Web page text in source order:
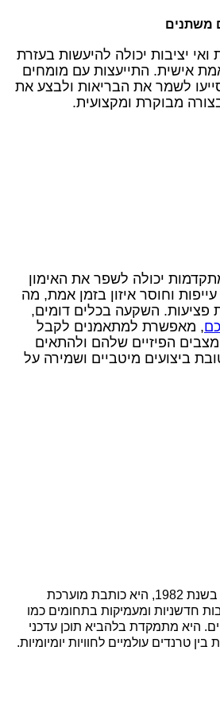
משתנים
יציבות יכולה להיעשות בעזרת
אישית. התייעצות עם מומחים
לשמר את הבריאות ולבצע את
מבוקרת ומקצועית.
יכולה לשפר את האימון
עייפות וחוסר איזון בזמן אמת, מה
פציעות. השקעה בכלים דומים,
, מאפשרת למתאמנים לקבל
הפיזיים שלהם ולהתאים
ביצועים מיטביים ושמירה על
הילה כהן, נולדה בחיפה בשנת 1982, היא כותבת מוערכת
חדשניות ומעמיקות בתחומים כמו
היא מתמקדת בלהביא תוכן עדכני
טרנדים עולמיים לחוויות יומיומיות.